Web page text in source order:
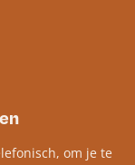
om je te